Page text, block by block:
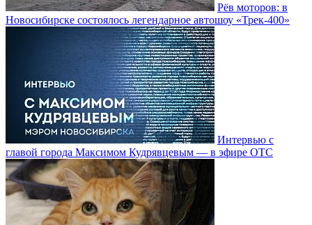
Рёв моторов: в
Новосибирске состоялось легендарное автошоу «Трек-400»
Интервью с
главой города Максимом Кудрявцевым — в эфире ОТС